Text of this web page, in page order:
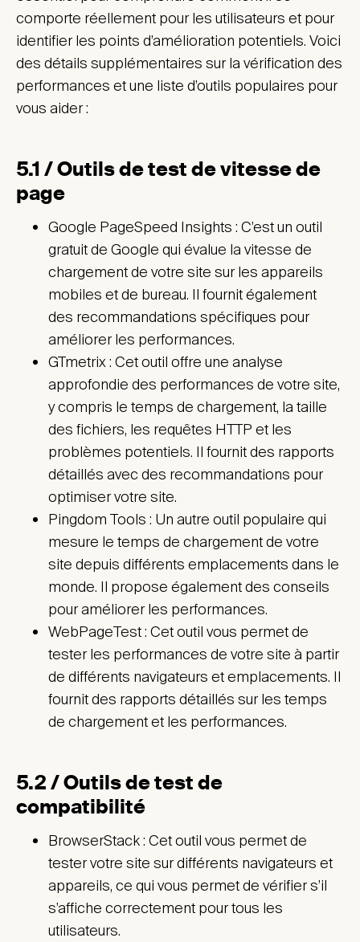
comporte réellement pour les utilisateurs et pour
identifier les points d’amélioration potentiels. Voici
des détails supplémentaires sur la vérification des
performances et une liste d’outils populaires pour
vous aider :
5.1 / Outils de test de vitesse de
page
Google PageSpeed Insights : C’est un outil
gratuit de Google qui évalue la vitesse de
chargement de votre site sur les appareils
mobiles et de bureau. Il fournit également
des recommandations spécifiques pour
améliorer les performances.
GTmetrix : Cet outil offre une analyse
approfondie des performances de votre site,
y compris le temps de chargement, la taille
des fichiers, les requêtes HTTP et les
problèmes potentiels. Il fournit des rapports
détaillés avec des recommandations pour
optimiser votre site.
Pingdom Tools : Un autre outil populaire qui
mesure le temps de chargement de votre
site depuis différents emplacements dans le
monde. Il propose également des conseils
pour améliorer les performances.
WebPageTest : Cet outil vous permet de
tester les performances de votre site à partir
de différents navigateurs et emplacements. Il
fournit des rapports détaillés sur les temps
de chargement et les performances.
5.2 / Outils de test de
compatibilité
BrowserStack : Cet outil vous permet de
tester votre site sur différents navigateurs et
appareils, ce qui vous permet de vérifier s’il
s’affiche correctement pour tous les
utilisateurs.